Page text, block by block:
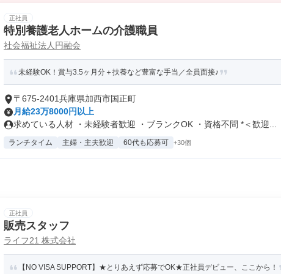
正社員
特別養護老人ホームの介護職員
社会福祉法人円融会
未経験OK！賞与3.5ヶ月分＋扶養など豊富な手当／全員面接♪
〒675-2401兵庫県加西市国正町
月給23万8000円以上
求めている人材 ・未経験者歓迎 ・ブランクOK ・資格不問 *＜歓迎...
ランチタイム 主婦・主夫歓迎 60代も応募可 +30個
正社員
販売スタッフ
ライフ21 株式会社
【NO VISA SUPPORT】★とりあえず応募でOK★正社員デビュー、ここから！